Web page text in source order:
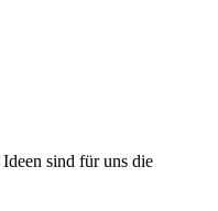
sind für uns die